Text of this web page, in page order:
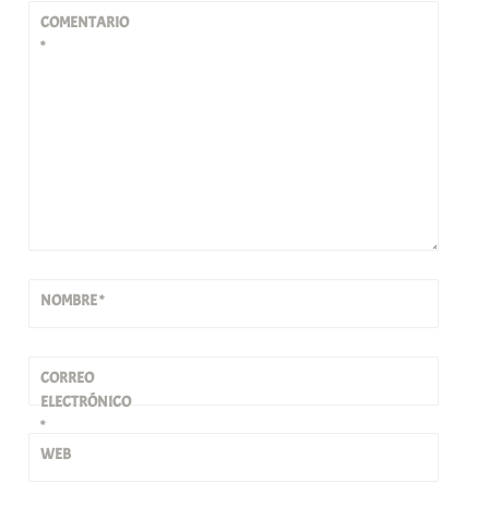
COMENTARIO
*
NOMBRE*
CORREO
ELECTRÓNICO
*
WEB